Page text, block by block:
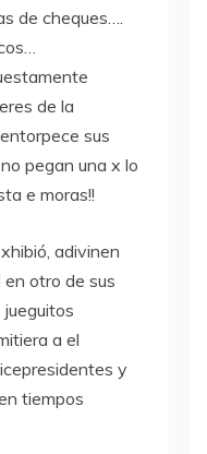
de cheques….
de la
sus
pegan una x lo
e moras!!
adivinen
en otro de sus
a el
y
tiempos